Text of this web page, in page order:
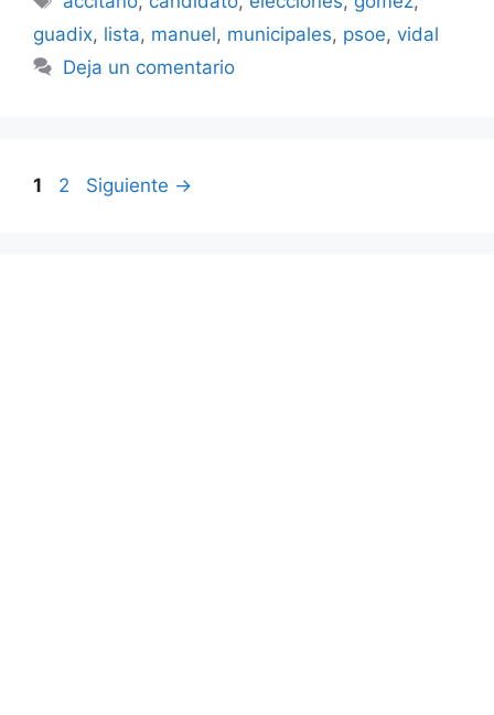
guadix, lista, manuel, municipales, psoe, vidal
Deja un comentario
Página
1 Página
2 Siguiente →